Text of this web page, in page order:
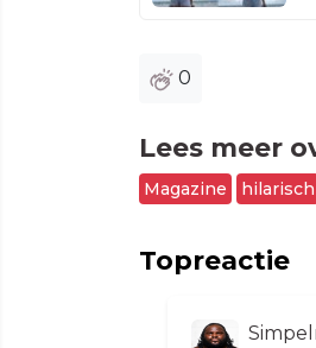
0
Lees meer
Magazine hilarisch
Topreactie